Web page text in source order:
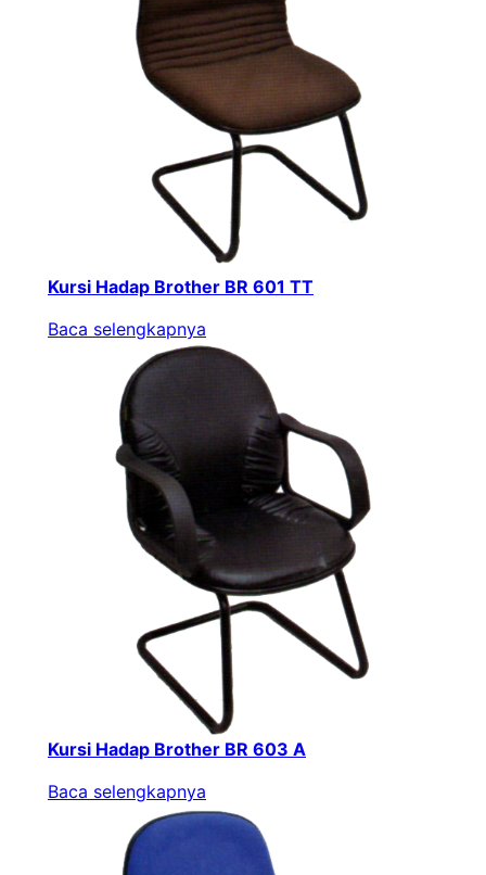
Kursi Hadap Brother BR 601 TT
Baca selengkapnya
Kursi Hadap Brother BR 603 A
Baca selengkapnya